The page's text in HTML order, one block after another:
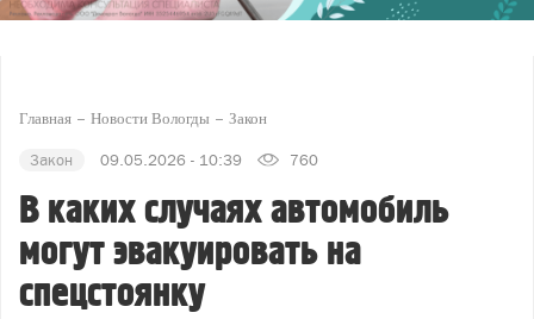
Главная Новости Вологды Закон
Закон 09.05.2026 - 10:39 760
В каких случаях автомобиль
могут эвакуировать на
спецстоянку